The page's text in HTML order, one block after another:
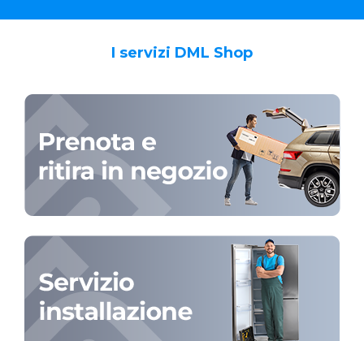
I servizi DML Shop